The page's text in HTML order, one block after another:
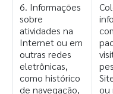
6. Informações
sobre
atividades na
Internet ou em
outras redes
eletrônicas,
como histórico
de navegação,
ou